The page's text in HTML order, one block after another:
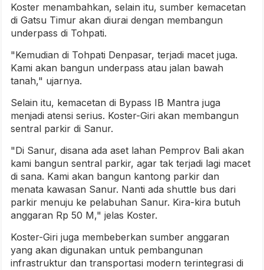
Koster menambahkan, selain itu, sumber kemacetan
di Gatsu Timur akan diurai dengan membangun
underpass di Tohpati.
"Kemudian di Tohpati Denpasar, terjadi macet juga.
Kami akan bangun underpass atau jalan bawah
tanah," ujarnya.
Selain itu, kemacetan di Bypass IB Mantra juga
menjadi atensi serius. Koster-Giri akan membangun
sentral parkir di Sanur.
"Di Sanur, disana ada aset lahan Pemprov Bali akan
kami bangun sentral parkir, agar tak terjadi lagi macet
di sana. Kami akan bangun kantong parkir dan
menata kawasan Sanur. Nanti ada shuttle bus dari
parkir menuju ke pelabuhan Sanur. Kira-kira butuh
anggaran Rp 50 M," jelas Koster.
Koster-Giri juga membeberkan sumber anggaran
yang akan digunakan untuk pembangunan
infrastruktur dan transportasi modern terintegrasi di